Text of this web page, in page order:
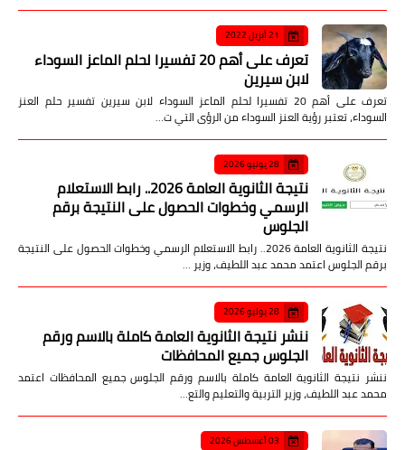
21 أبريل 2022
تعرف على أهم 20 تفسيرا لحلم الماعز السوداء
لابن سيرين
تعرف على أهم 20 تفسيرا لحلم الماعز السوداء لابن سيرين تفسير حلم العنز
السوداء، تعتبر رؤية العنز السوداء من الرؤى التي ت…
28 يوليو 2026
نتيجة الثانوية العامة 2026.. رابط الاستعلام
الرسمي وخطوات الحصول على النتيجة برقم
الجلوس
نتيجة الثانوية العامة 2026.. رابط الاستعلام الرسمي وخطوات الحصول على النتيجة
برقم الجلوس اعتمد محمد عبد اللطيف، وزير …
28 يوليو 2026
ننشر نتيجة الثانوية العامة كاملة بالاسم ورقم
الجلوس جميع المحافظات
ننشر نتيجة الثانوية العامة كاملة بالاسم ورقم الجلوس جميع المحافظات اعتمد
محمد عبد اللطيف، وزير التربية والتعليم والتع…
03 أغسطس 2026